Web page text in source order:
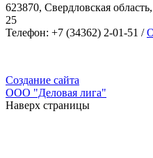
623870, Свердловская
25
Телефон: +7 (34362) 2-01-51 /
Создание сайта
ООО "Деловая лига"
Наверх страницы